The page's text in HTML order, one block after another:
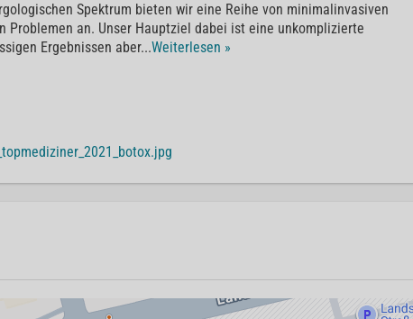
Spektrum bieten wir eine Reihe von minimalinvasiven
Problemen an. Unser Hauptziel dabei ist eine unkomplizierte
Ergebnissen aber...Weiterlesen »